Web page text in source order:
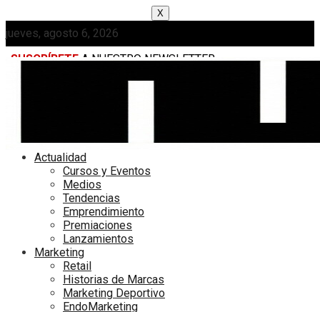
X
jueves, agosto 6, 2026
SUSCRÍBETE A NUESTRO NEWSLETTER
Actualidad
Cursos y Eventos
Medios
Tendencias
Emprendimiento
Premiaciones
Lanzamientos
Marketing
Retail
Historias de Marcas
Marketing Deportivo
EndoMarketing